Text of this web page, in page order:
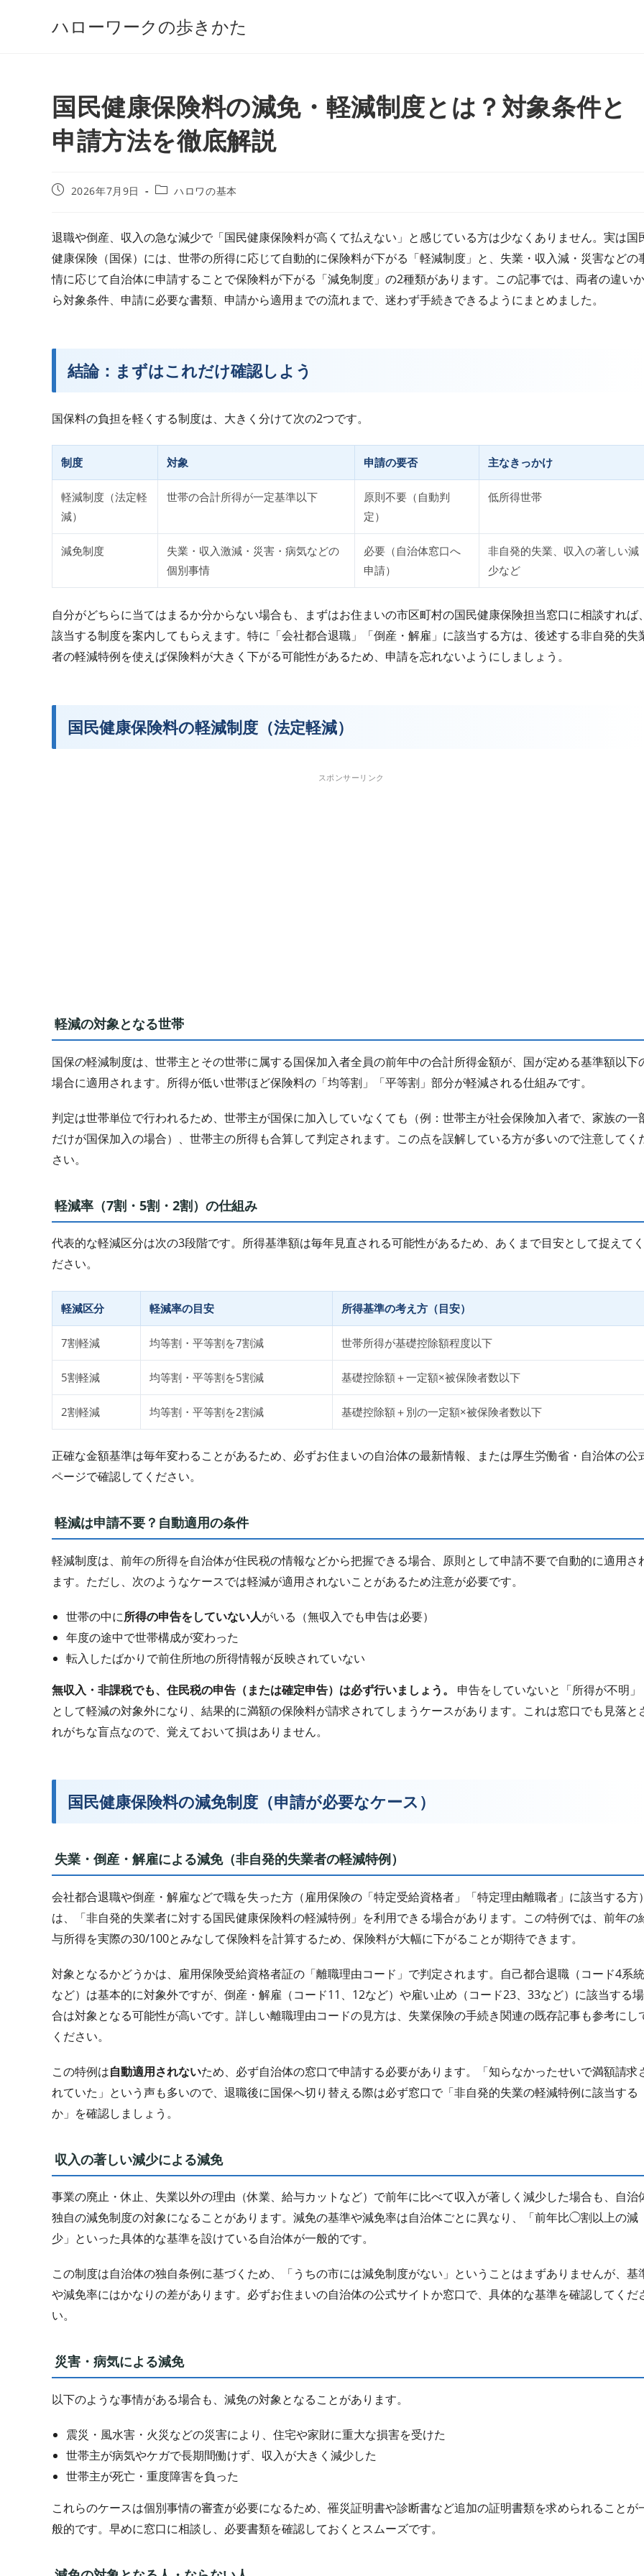
ハローワークの歩きかた
国民健康保険料の減免・軽減制度とは？対象条件と
申請方法を徹底解説
投
開
日:
2026年7月9日
投
テ
ゴ
リ
ー:
ハロワの基本
退職や倒産、収入の急な減少で「国民健康保険料が高くて払えない」と感じている方は少なくありません。実は国
健康保険（国保）には、世帯の所得に応じて自動的に保険料が下がる「軽減制度」と、失業・収入減・災害などの
情に応じて自治体に申請することで保険料が下がる「減免制度」の2種類があります。この記事では、両者の違いか
ら対象条件、申請に必要な書類、申請から適用までの流れまで、迷わず手続きできるようにまとめました。
結論：まずはこれだけ確認しよう
国保料の負担を軽くする制度は、大きく分けて次の2つです。
制度 対象 申請の要否 主なきっかけ
軽減制度（法定軽
減）
世帯の合計所得が一定基準以下
原則不要（自動判
定）
低所得世帯
減免制度
失業・収入激減・災害・病気などの
個別事情
必要（自治体窓口へ
申請）
非自発的失業、収入の著しい減
少など
自分がどちらに当てはまるか分からない場合も、まずはお住まいの市区町村の国民健康保険担当窓口に相談すれば
該当する制度を案内してもらえます。特に「会社都合退職」「倒産・解雇」に該当する方は、後述する非自発的失
者の軽減特例を使えば保険料が大きく下がる可能性があるため、申請を忘れないようにしましょう。
国民健康保険料の軽減制度（法定軽減）
軽減の対象となる世帯
国保の軽減制度は、世帯主とその世帯に属する国保加入者全員の前年中の合計所得金額が、国が定める基準額以下
場合に適用されます。所得が低い世帯ほど保険料の「均等割」「平等割」部分が軽減される仕組みです。
判定は世帯単位で行われるため、世帯主が国保に加入していなくても（例：世帯主が社会保険加入者で、家族の一
だけが国保加入の場合）、世帯主の所得も合算して判定されます。この点を誤解している方が多いので注意してく
さい。
軽減率（7割・5割・2割）の仕組み
代表的な軽減区分は次の3段階です。所得基準額は毎年見直される可能性があるため、あくまで目安として捉えてく
ださい。
軽減区分 軽減率の目安 所得基準の考え方（目安）
7割軽減 均等割・平等割を7割減 世帯所得が基礎控除額程度以下
5割軽減 均等割・平等割を5割減 基礎控除額＋一定額×被保険者数以下
2割軽減 均等割・平等割を2割減 基礎控除額＋別の一定額×被保険者数以下
正確な金額基準は毎年変わることがあるため、必ずお住まいの自治体の最新情報、または厚生労働省・自治体の公
ページで確認してください。
軽減は申請不要？自動適用の条件
軽減制度は、前年の所得を自治体が住民税の情報などから把握できる場合、原則として申請不要で自動的に適用さ
ます。ただし、次のようなケースでは軽減が適用されないことがあるため注意が必要です。
世帯の中に所得の申告をしていない人がいる（無収入でも申告は必要）
年度の途中で世帯構成が変わった
転入したばかりで前住所地の所得情報が反映されていない
無収入・非課税でも、住民税の申告（または確定申告）は必ず行いましょう。
申告をしていないと「所得が不明」
として軽減の対象外になり、結果的に満額の保険料が請求されてしまうケースがあります。これは窓口でも見落と
れがちな盲点なので、覚えておいて損はありません。
国民健康保険料の減免制度（申請が必要なケース）
失業・倒産・解雇による減免（非自発的失業者の軽減特例）
会社都合退職や倒産・解雇などで職を失った方（雇用保険の「特定受給資格者」「特定理由離職者」に該当する方
は、「非自発的失業者に対する国民健康保険料の軽減特例」を利用できる場合があります。この特例では、前年の
与所得を実際の30/100とみなして保険料を計算するため、保険料が大幅に下がることが期待できます。
対象となるかどうかは、雇用保険受給資格者証の「離職理由コード」で判定されます。自己都合退職（コード4系統
など）は基本的に対象外ですが、倒産・解雇（コード11、12など）や雇い止め（コード23、33など）に該当する場
合は対象となる可能性が高いです。詳しい離職理由コードの見方は、失業保険の手続き関連の既存記事も参考にし
ください。
この特例は自動適用されないため、必ず自治体の窓口で申請する必要があります。「知らなかったせいで満額請求
れていた」という声も多いので、退職後に国保へ切り替える際は必ず窓口で「非自発的失業の軽減特例に該当する
か」を確認しましょう。
収入の著しい減少による減免
事業の廃止・休止、失業以外の理由（休業、給与カットなど）で前年に比べて収入が著しく減少した場合も、自治
独自の減免制度の対象になることがあります。減免の基準や減免率は自治体ごとに異なり、「前年比◯割以上の減
少」といった具体的な基準を設けている自治体が一般的です。
この制度は自治体の独自条例に基づくため、「うちの市には減免制度がない」ということはまずありませんが、基
や減免率にはかなりの差があります。必ずお住まいの自治体の公式サイトか窓口で、具体的な基準を確認してくだ
い。
災害・病気による減免
以下のような事情がある場合も、減免の対象となることがあります。
震災・風水害・火災などの災害により、住宅や家財に重大な損害を受けた
世帯主が病気やケガで長期間働けず、収入が大きく減少した
世帯主が死亡・重度障害を負った
これらのケースは個別事情の審査が必要になるため、罹災証明書や診断書など追加の証明書類を求められることが
般的です。早めに窓口に相談し、必要書類を確認しておくとスムーズです。